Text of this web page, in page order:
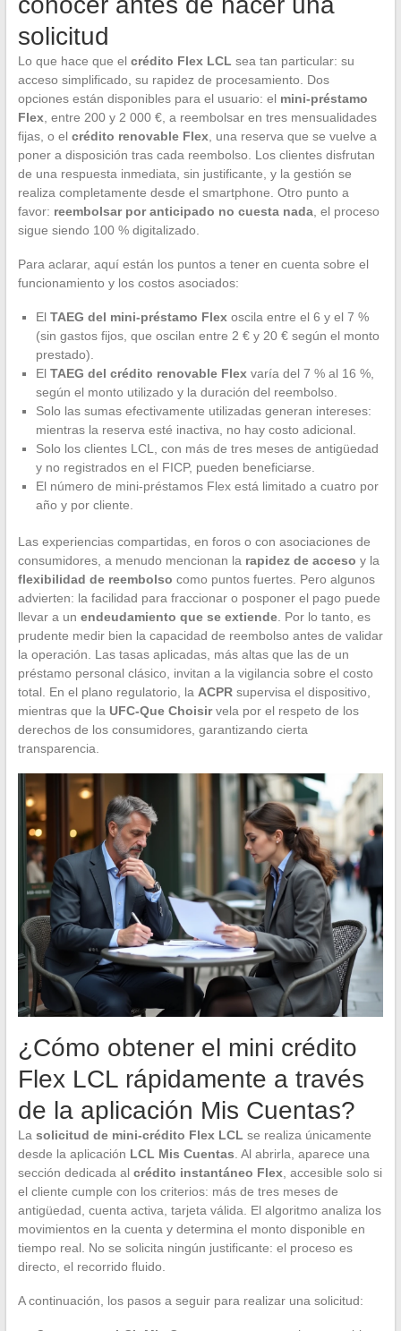
solicitud
Lo que hace que el crédito Flex LCL sea tan particular: su
acceso simplificado, su rapidez de procesamiento. Dos
opciones están disponibles para el usuario: el mini-préstamo
Flex, entre 200 y 2 000 €, a reembolsar en tres mensualidades
fijas, o el crédito renovable Flex, una reserva que se vuelve a
poner a disposición tras cada reembolso. Los clientes disfrutan
de una respuesta inmediata, sin justificante, y la gestión se
realiza completamente desde el smartphone. Otro punto a
favor: reembolsar por anticipado no cuesta nada, el proceso
sigue siendo 100 % digitalizado.
Para aclarar, aquí están los puntos a tener en cuenta sobre el
funcionamiento y los costos asociados:
El TAEG del mini-préstamo Flexoscila entre el 6 y el 7 %
(sin gastos fijos, que oscilan entre 2 € y 20 € según el monto
prestado).
El TAEG del crédito renovable Flexvaría del 7 % al 16 %,
según el monto utilizado y la duración del reembolso.
Solo las sumas efectivamente utilizadas generan intereses:
mientras la reserva esté inactiva, no hay costo adicional.
Solo los clientes LCL, con más de tres meses de antigüedad
y no registrados en el FICP, pueden beneficiarse.
El número de mini-préstamos Flex está limitado a cuatro por
año y por cliente.
Las experiencias compartidas, en foros o con asociaciones de
consumidores, a menudo mencionan la rapidez de acceso y la
flexibilidad de reembolso como puntos fuertes. Pero algunos
advierten: la facilidad para fraccionar o posponer el pago puede
llevar a un endeudamiento que se extiende. Por lo tanto, es
prudente medir bien la capacidad de reembolso antes de validar
la operación. Las tasas aplicadas, más altas que las de un
préstamo personal clásico, invitan a la vigilancia sobre el costo
total. En el plano regulatorio, la ACPRsupervisa el dispositivo,
mientras que la UFC-Que Choisirvela por el respeto de los
derechos de los consumidores, garantizando cierta
transparencia.
¿Cómo obtener el mini crédito
Flex LCL rápidamente a través
de la aplicación Mis Cuentas?
La solicitud de mini-crédito Flex LCL se realiza únicamente
desde la aplicación LCL Mis Cuentas . Al abrirla, aparece una
sección dedicada al crédito instantáneo Flex, accesible solo si
el cliente cumple con los criterios: más de tres meses de
antigüedad, cuenta activa, tarjeta válida. El algoritmo analiza los
movimientos en la cuenta y determina el monto disponible en
tiempo real. No se solicita ningún justificante: el proceso es
directo, el recorrido fluido.
A continuación, los pasos a seguir para realizar una solicitud: